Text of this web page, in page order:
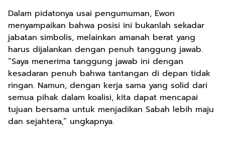
Dalam pidatonya usai pengumuman, Ewon
menyampaikan bahwa posisi ini bukanlah sekadar
jabatan simbolis, melainkan amanah berat yang
harus dijalankan dengan penuh tanggung jawab.
“Saya menerima tanggung jawab ini dengan
kesadaran penuh bahwa tantangan di depan tidak
ringan. Namun, dengan kerja sama yang solid dari
semua pihak dalam koalisi, kita dapat mencapai
tujuan bersama untuk menjadikan Sabah lebih maju
dan sejahtera,” ungkapnya.